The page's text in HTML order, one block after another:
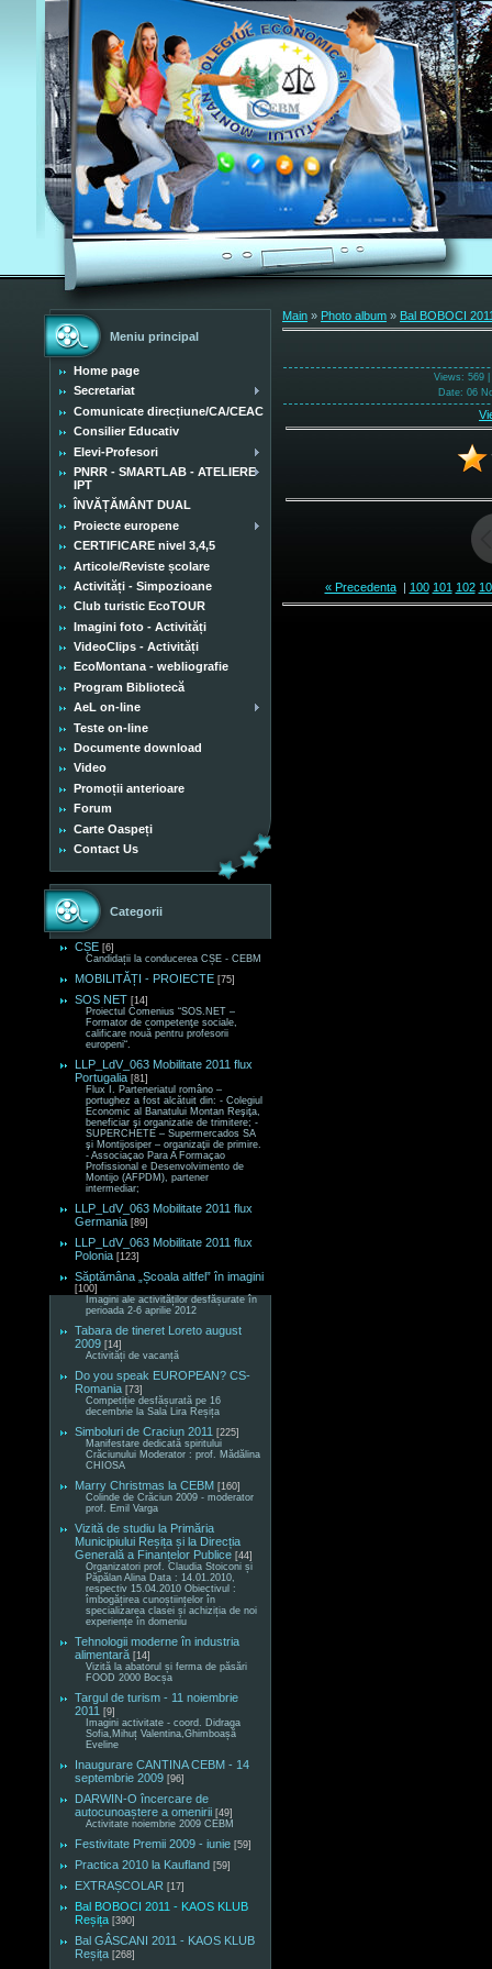
Meniu principal
Home page
Secretariat
Comunicate direcțiune/CA/CEAC
Consilier Educativ
Elevi-Profesori
PNRR - SMARTLAB - ATELIERE
IPT
ÎNVĂȚĂMÂNT DUAL
Proiecte europene
CERTIFICARE nivel 3,4,5
Articole/Reviste școlare
Activități - Simpozioane
Club turistic EcoTOUR
Imagini foto - Activități
VideoClips - Activități
EcoMontana - webliografie
Program Bibliotecă
AeL on-line
Teste on-line
Documente download
Video
Promoții anterioare
Forum
Carte Oaspeți
Contact Us
Categorii
CȘE [6]
Candidații la conducerea CȘE - CEBM
MOBILITĂȚI - PROIECTE [75]
SOS NET [14]
Proiectul Comenius “SOS.NET –
Formator de competenţe sociale,
calificare nouă pentru profesorii
europeni“.
LLP_LdV_063 Mobilitate 2011 flux
Portugalia [81]
Flux I. Parteneriatul româno –
portughez a fost alcătuit din: - Colegiul
Economic al Banatului Montan Reşiţa,
beneficiar şi organizatie de trimitere; -
SUPERCHETE – Supermercados SA
şi Montijosiper – organizaţii de primire.
- Associaçao Para A Formaçao
Profissional e Desenvolvimento de
Montijo (AFPDM), partener
intermediar;
LLP_LdV_063 Mobilitate 2011 flux
Germania [89]
LLP_LdV_063 Mobilitate 2011 flux
Polonia [123]
Săptămâna „Școala altfel” în imagini
[100]
Imagini ale activităților desfășurate în
perioada 2-6 aprilie 2012
Tabara de tineret Loreto august
2009 [14]
Activități de vacanță
Do you speak EUROPEAN? CS-
Romania [73]
Competiție desfășurată pe 16
decembrie la Sala Lira Reșița
Simboluri de Craciun 2011 [225]
Manifestare dedicată spiritului
Crăciunului Moderator : prof. Mădălina
CHIOSA
Marry Christmas la CEBM [160]
Colinde de Crăciun 2009 - moderator
prof. Emil Varga
Vizită de studiu la Primăria
Municipiului Reșița și la Direcția
Generală a Finanțelor Publice [44]
Organizatori prof. Claudia Stoiconi și
Păpălan Alina Data : 14.01.2010,
respectiv 15.04.2010 Obiectivul :
îmbogățirea cunoștiințelor în
specializarea clasei și achiziția de noi
experiențe în domeniu
Tehnologii moderne în industria
alimentară [14]
Vizită la abatorul și ferma de păsări
FOOD 2000 Bocșa
Targul de turism - 11 noiembrie
2011 [9]
Imagini activitate - coord. Didraga
Sofia,Mihuț Valentina,Ghimboașă
Eveline
Inaugurare CANTINA CEBM - 14
septembrie 2009 [96]
DARWIN-O încercare de
autocunoaștere a omenirii [49]
Activitate noiembrie 2009 CEBM
Festivitate Premii 2009 - iunie [59]
Practica 2010 la Kaufland [59]
EXTRAȘCOLAR [17]
Bal BOBOCI 2011 - KAOS KLUB
Reșița [390]
Bal GÂSCANI 2011 - KAOS KLUB
Reșița [268]
Main » Photo album » Bal BOBOCI
Views: 569 |
Date: 06
« Precedenta| 100 101 102